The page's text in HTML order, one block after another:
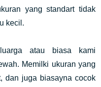
yang standart tidak
kecil.
atau biasa kami
Memilki ukuran yang
dan juga biasayna cocok